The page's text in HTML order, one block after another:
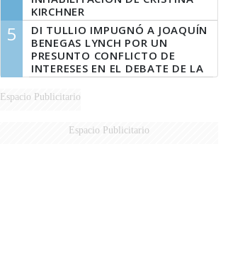
KIRCHNER
5
DI TULLIO IMPUGNÓ A JOAQUÍN
BENEGAS LYNCH POR UN
PRESUNTO CONFLICTO DE
INTERESES EN EL DEBATE DE LA
LEY DE TIERRAS
Espacio Publicitario
Espacio Publicitario